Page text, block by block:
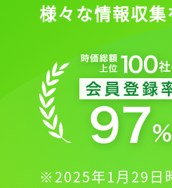
様々な情報収
※2025年1月29日